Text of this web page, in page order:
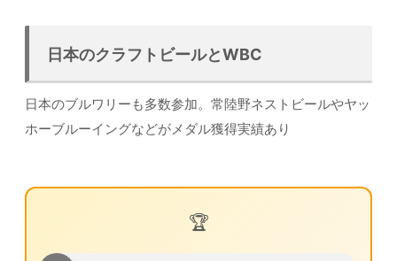
日本のクラフトビールとWBC
日本のブルワリーも多数参加。常陸野ネストビールやヤッ
ホーブルーイングなどがメダル獲得実績あり
🏆